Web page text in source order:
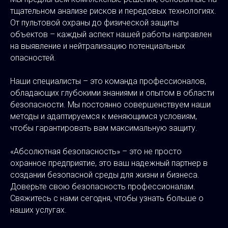
тщательном анализе рисков и передовых технологиях.
От пультовой охраны до физической защиты
объектов – каждый аспект нашей работы направлен
на выявление и нейтрализацию потенциальных
опасностей.
Наши специалисты – это команда профессионалов,
обладающих глубокими знаниями и опытом в области
безопасности. Мы постоянно совершенствуем наши
методы и адаптируемся к меняющимся условиям,
чтобы гарантировать вам максимальную защиту.
«Абсолютная безопасность» – это не просто
охранное предприятие, это ваш надежный партнер в
создании безопасной среды для жизни и бизнеса.
Доверьте свою безопасность профессионалам.
Свяжитесь с нами сегодня, чтобы узнать больше о
наших услугах.